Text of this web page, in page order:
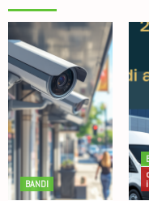
4
“Legalità, ci
PRIMO PIANO
Chiusura
PRIMO PIANO
Formazione
BANDI